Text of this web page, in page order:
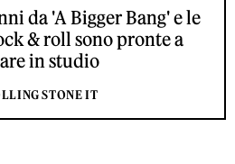
da 'A Bigger Bang' e le
& roll sono pronte a
in studio
STONE IT